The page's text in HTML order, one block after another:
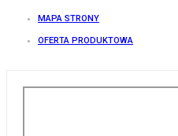
MAPA STRONY
OFERTA PRODUKTOWA